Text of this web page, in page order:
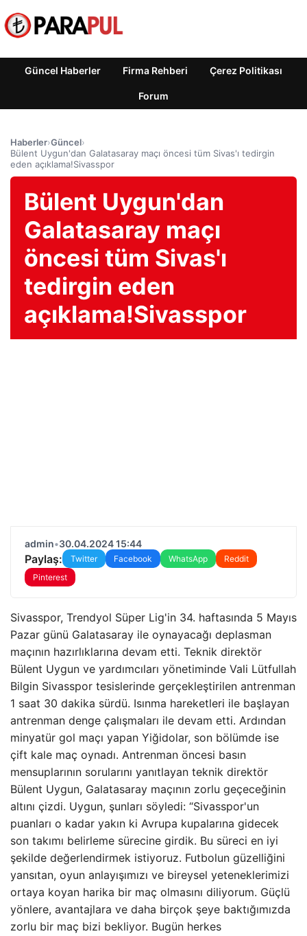
Güncel Haberler Firma Rehberi Çerez Politikası
Forum
Haberler›Güncel›
Bülent Uygun'dan Galatasaray maçı öncesi tüm Sivas'ı tedirgin
eden açıklama!Sivasspor
Bülent Uygun'dan
Galatasaray maçı
öncesi tüm Sivas'ı
tedirgin eden
açıklama!Sivasspor
admin•30.04.2024 15:44
Paylaş: Twitter Facebook WhatsApp
Reddit
Pinterest
Sivasspor, Trendyol Süper Lig'in 34. haftasında 5 Mayıs
Pazar günü Galatasaray ile oynayacağı deplasman
maçının hazırlıklarına devam etti. Teknik direktör
Bülent Uygun ve yardımcıları yönetiminde Vali Lütfullah
Bilgin Sivasspor tesislerinde gerçekleştirilen antrenman
1 saat 30 dakika sürdü. Isınma hareketleri ile başlayan
antrenman denge çalışmaları ile devam etti. Ardından
minyatür gol maçı yapan Yiğidolar, son bölümde ise
çift kale maç oynadı. Antrenman öncesi basın
mensuplarının sorularını yanıtlayan teknik direktör
Bülent Uygun, Galatasaray maçının zorlu geçeceğinin
altını çizdi. Uygun, şunları söyledi: “Sivasspor'un
puanları o kadar yakın ki Avrupa kupalarına gidecek
son takımı belirleme sürecine girdik. Bu süreci en iyi
şekilde değerlendirmek istiyoruz. Futbolun güzelliğini
yansıtan, oyun anlayışımızı ve bireysel yeteneklerimizi
ortaya koyan harika bir maç olmasını diliyorum. Güçlü
yönlere, avantajlara ve daha birçok şeye baktığımızda
zorlu bir maç bizi bekliyor. Bugün herkes